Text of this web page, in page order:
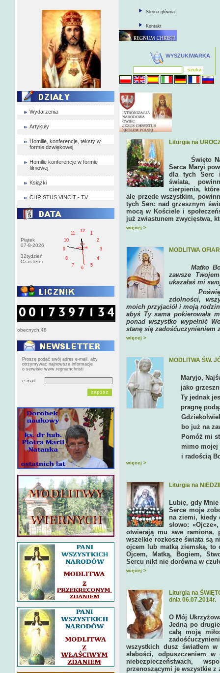
Wydarzenia
Artykuły
Homilie, konferencje, teksty w
formie dzwiękowej
Homilie konferencje w formie
filmowej
Książki
CHRISTUS VINCIT - TV
Piątek
07-8-2026
32tydzień
Czas letni
1
2
3
4
5
6
7
8
9
10
11
12
PM
czwartek
obecnych:48
Proszę podać swój adres e-mail, aby
otrzymywać najnowsze informacje
o serwisie www.regnumchristi
e-mail
Strona główna
Kontakt
WYSZUKIWARKA
Liturgia na
Święto
Serca Maryi
dla tych Serc
świata,
cierpienia,
ale przede wszystkim,
tych Serc nad grzesznym
mocą w Kościele i
już zwiastunem zwycięstwa,
więcej >
MODLITWA
Matko Boga
zawsze
ukazałaś mi
Poświęcam
zdolności,
moich przyjaciół i moją
abyś Ty sama pokierowała
ponad wszystko wypełnić
stanę się zadośćuczynieniem
więcej >
MODLITWA ŚW.
Maryjo,
jako
Ty jednak
pragnę
Gdziekolwiek się
bo już na zawsze
Pomóż mi stać się
mimo mojej
i radością
więcej >
Liturgia na
Lubię, gdy
Serce moje
na ziemi, kiedy
słowo:
otwierają mu swe ramiona,
wszelkie rozkosze świata są
ojcem lub matką ziemską, to
Ojcem, Matką, Bogiem,
Sercu nikt nie dorówna w
więcej >
Liturgia na
dnia 06.07.2014r.
O Mój
Jedną po
całą moją
wszystkich dusz światłem
słabości, odpuszczeniem
niebezpieczeństwach,
przenoszącymi je wszystkie z